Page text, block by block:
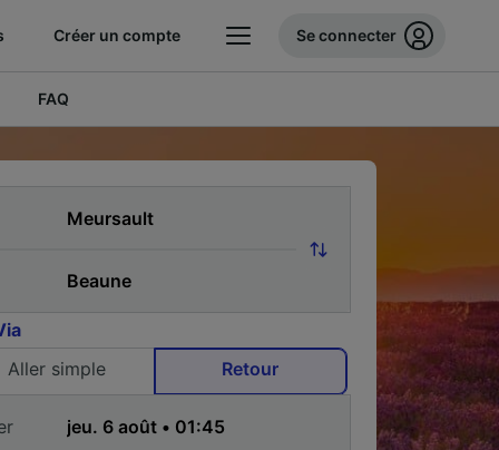
Créer un compte Se connecter
FAQ
Aller simple
Retour